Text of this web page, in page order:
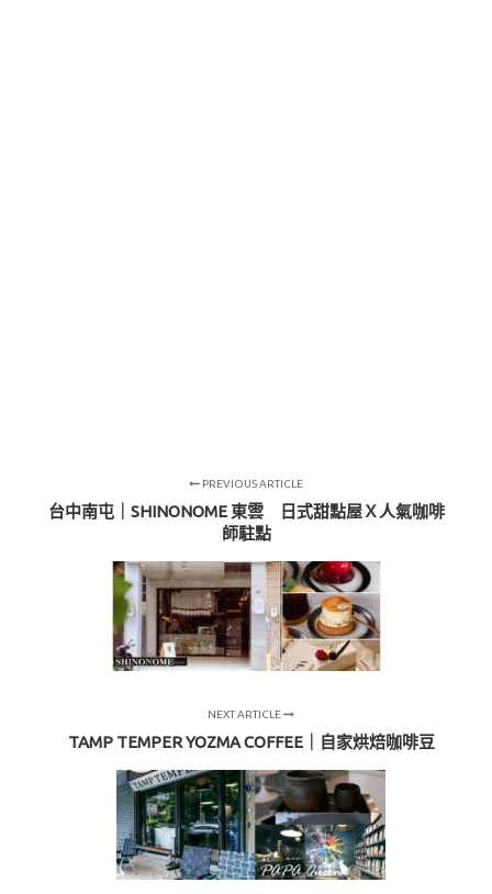
PREVIOUS ARTICLE
台中南屯｜SHINONOME 東雲 日式甜點屋Ｘ人氣咖啡
師駐點
NEXT ARTICLE
TAMP TEMPER YOZMA COFFEE｜自家烘焙咖啡豆